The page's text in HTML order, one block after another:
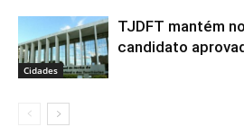
Cidades
TJDFT mantém
candidato